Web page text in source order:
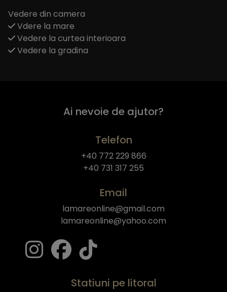
Vedere din camera
Vdere la mare
Vedere la curtea interioara
Vedere la gradina
Ai nevoie de ajutor?
Telefon
+40 772 229 866
+40 731 317 255
Email
lamareonline@gmail.com
lamareonline@yahoo.com
Statiuni pe litoral